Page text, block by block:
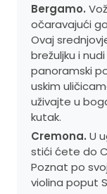
Bergamo.
očaravajući
Ovaj
brežuljku i
panoramski
uskim
uživajte u
kutak.
Cremona. U
stići ćete do
Poznat po
violina poput